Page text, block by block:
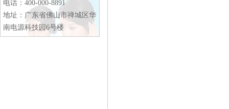
电话：400-000-8891
地址：广东省佛山市禅城区华
南电源科技园6号楼